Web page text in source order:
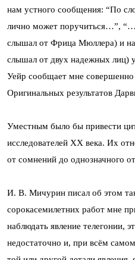
нам устного сообщения: “По
лично может поручиться…”,
слышал от Фрица Мюллера) и
слышал от двух надежных
Уейр сообщает мне
Оригинальных результатов
Уместным было бы привести
исследователей XX века. Их
от сомнений до однозначного
И. В. Мичурин писал об этом
сорокасемилетних работ мне
наблюдать явление телегонии,
недостаточно и, при всём